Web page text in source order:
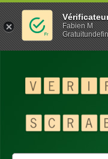
Fabien M